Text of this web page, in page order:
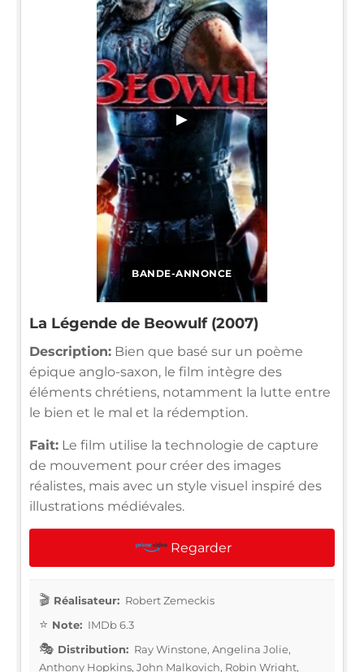
BANDE-ANNONCE
▶
La Légende de Beowulf (2007)
Description: Bien que basé sur un poème
épique anglo-saxon, le film intègre des
éléments chrétiens, notamment la lutte entre
le bien et le mal et la rédemption.
Fait: Le film utilise la technologie de capture
de mouvement pour créer des images
réalistes, mais avec un style visuel inspiré des
illustrations médiévales.
Regarder
Réalisateur: Robert Zemeckis
Note: IMDb 6.3
Distribution: Ray Winstone, Angelina Jolie,
Anthony Hopkins, John Malkovich, Robin Wright,